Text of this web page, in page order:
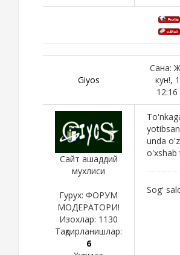
Giyos
Сана:
кун!,
Сайт ашаддий
мухлиси
Гурух: ФОРУМ
МОДЕРАТОРИ!
Изохлар: 1130
Тақдирланишлар:
6
unda
o'xshab
Sog'